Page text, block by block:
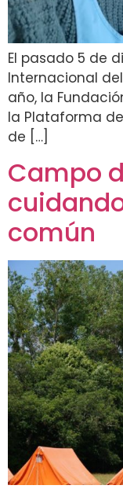
El pasado 5 de
Internacional
año, la
la Plataforma
de […]
Campo
común